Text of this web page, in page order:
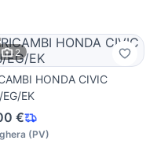
2
HONDA CIVIC
EG/EK
€
(PV)